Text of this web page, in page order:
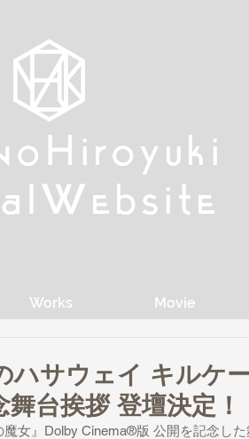
W ebsite
Works Movie
W ebsite
ハサウェイ キルケー
台挨拶 登壇決定！
女』Dolby Cinema®版 公開を記念し